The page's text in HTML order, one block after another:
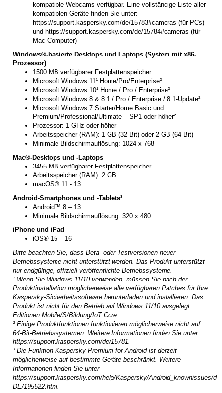
kompatible Webcams verfügbar. Eine vollständige Liste aller
kompatiblen Geräte finden Sie unter:
https://support.kaspersky.com/de/15783#cameras (für PCs)
und https://support.kaspersky.com/de/15784#cameras (für
Mac-Computer)
Windows®-basierte Desktops und Laptops (System mit x86-
Prozessor)
1500 MB verfügbarer Festplattenspeicher
Microsoft Windows 11¹ Home/Pro/Enterprise²
Microsoft Windows 10¹ Home / Pro / Enterprise²
Microsoft Windows 8 & 8.1 / Pro / Enterprise / 8.1-Update²
Microsoft Windows 7 Starter/Home Basic und
Premium/Professional/Ultimate – SP1 oder höher²
Prozessor: 1 GHz oder höher
Arbeitsspeicher (RAM): 1 GB (32 Bit) oder 2 GB (64 Bit)
Minimale Bildschirmauflösung: 1024 x 768
Mac®-Desktops und -Laptops
3455 MB verfügbarer Festplattenspeicher
Arbeitsspeicher (RAM): 2 GB
macOS® 11 - 13
Android-Smartphones und -Tablets³
Android™ 8 – 13
Minimale Bildschirmauflösung: 320 x 480
iPhone und iPad
iOS® 15 – 16
Bitte beachten Sie, dass Beta- oder Testversionen neuer
Betriebssysteme nicht unterstützt werden. Das Produkt unterstützt
nur endgültige, offiziell veröffentlichte Betriebssysteme.
¹ Wenn Sie Windows 11/10 verwenden, müssen Sie nach der
Produktinstallation möglicherweise alle verfügbaren Patches für Ihre
Kaspersky-Sicherheitssoftware herunterladen und installieren. Das
Produkt ist nicht für den Betrieb auf Windows 11/10 ausgelegt.
Editionen Mobile/S/Bildung/IoT Core.
² Einige Produktfunktionen funktionieren möglicherweise nicht auf
64-Bit-Betriebssystemen. Weitere Informationen finden Sie unter
https://support.kaspersky.com/de/15781.
³ Die Funktion Kaspersky Premium for Android ist derzeit
möglicherweise auf bestimmte Geräte beschränkt. Weitere
Informationen finden Sie unter
https://support.kaspersky.com/help/Kaspersky/Android_knownissues/de-
DE/195522.htm.